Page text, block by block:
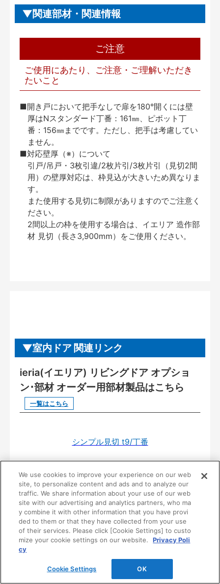
関連部材・関連情報
ご注意
ご使用にあたり、ご注意・ご理解いただき
たいこと
■開き戸において把手なしで扉を180°開くには壁
厚はNスタンダード丁番：161㎜、ピボット丁
番：156㎜までです。ただし、把手は考慮してい
ません。
■対応壁厚（※）について
引戸/吊戸・3枚引違/2枚片引/3枚片引（見切2間
用）の壁厚対応は、枠見込が大きいため異なりま
す。
また使用する見切に制限がありますのでご注意く
ださい。
2間以上の枠を使用する場合は、イエリア 造作部
材 見切（長さ3,900mm）をご使用ください。
室内ドア 関連リンク
ieria(イエリア) リビングドア オプショ
ン･部材 オーダー用部材製品はこちら
一覧はこちら
シンプル見切 t9/丁番
部品･部材一覧表
シンプル見切 t7
室内ドア・内装ドア・建具のおすすめ
商品
片開きドア
We use cookies to improve your experience on our web
site, to personalize content and ads and to analyze our
traffic. We share information about your use of our web
site with our advertising and analytics partners, who ma
y combine it with other information that you have provi
ded to them or that they have collected from your use
of their services. Please click [Cookie Settings] to custo
mize your cookie settings on our website.
Privacy Poli
cy
Cookie Settings OK